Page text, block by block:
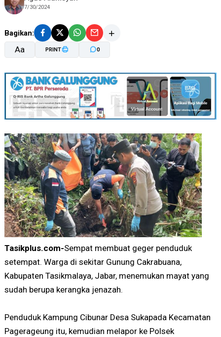
7/30/2024
Bagikan:
Aa
A-
PRINT 0
Tasikplus.com-Sempat membuat geger penduduk
setempat. Warga di sekitar Gunung Cakrabuana,
Kabupaten Tasikmalaya, Jabar, menemukan mayat yang
sudah berupa kerangka jenazah.
Penduduk Kampung Cibunar Desa Sukapada Kecamatan
Pagerageung itu, kemudian melapor ke Polsek